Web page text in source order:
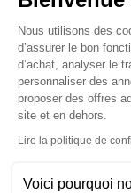
Nous utilisons des
d’assurer le bon
d’achat, analyser le
personnaliser des
proposer des offres
site et en dehors.
Lire la politique de
Voici pourquoi